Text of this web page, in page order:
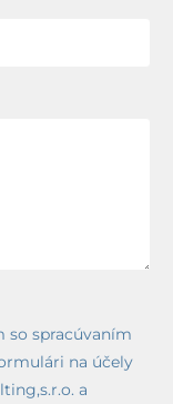
so spracúvaním
na účely
a